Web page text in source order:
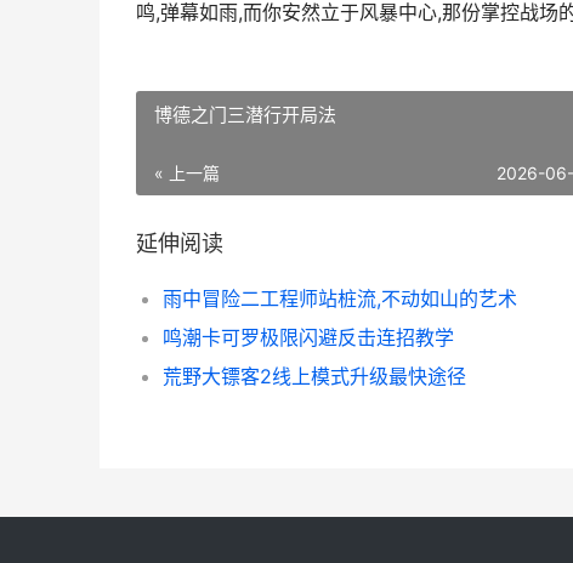
鸣,弹幕如雨,而你安然立于风暴中心,那份掌控战场
博德之门三潜行开局法
« 上一篇 2026-
延伸阅读
雨中冒险二工程师站桩流,不动如山的艺术
鸣潮卡可罗极限闪避反击连招教学
荒野大镖客2线上模式升级最快途径